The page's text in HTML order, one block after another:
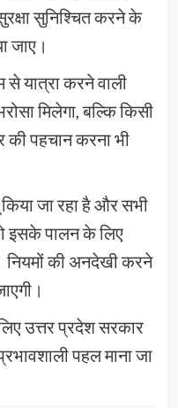
सुनिश्चित करने के
जाए।
यात्रा करने वाली
मिलेगा, बल्कि किसी
की पहचान करना भी
जा रहा है और सभी
इसके पालन के लिए
नियमों की अनदेखी करने
उत्तर प्रदेश सरकार
पहल माना जा